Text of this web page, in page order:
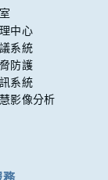
中心
系統
防護
系統
影像分析
務